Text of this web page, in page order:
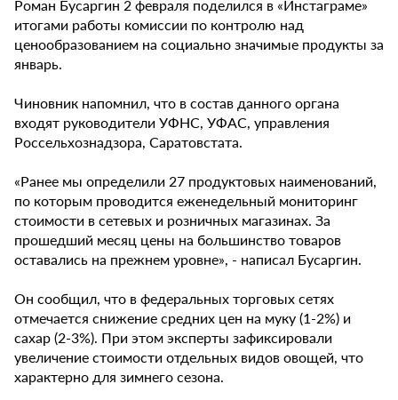
Роман Бусаргин 2 февраля поделился в «Инстаграме»
итогами работы комиссии по контролю над
ценообразованием на социально значимые продукты за
январь.
Чиновник напомнил, что в состав данного органа
входят руководители УФНС, УФАС, управления
Россельхознадзора, Саратовстата.
«Ранее мы определили 27 продуктовых наименований,
по которым проводится еженедельный мониторинг
стоимости в сетевых и розничных магазинах. За
прошедший месяц цены на большинство товаров
оставались на прежнем уровне», - написал Бусаргин.
Он сообщил, что в федеральных торговых сетях
отмечается снижение средних цен на муку (1-2%) и
сахар (2-3%). При этом эксперты зафиксировали
увеличение стоимости отдельных видов овощей, что
характерно для зимнего сезона.